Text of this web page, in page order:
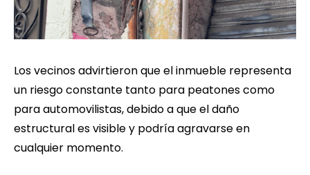
Los vecinos advirtieron que el inmueble representa
un riesgo constante tanto para peatones como
para automovilistas, debido a que el daño
estructural es visible y podría agravarse en
cualquier momento.